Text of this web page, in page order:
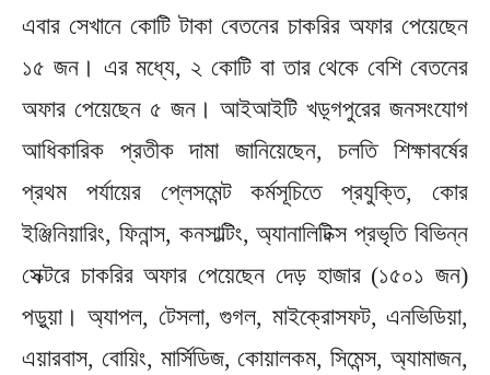
এবার সেখানে কোটি টাকা বেতনের চাকরির অফার পেয়েছেন
১৫ জন। এর মধ্যে, ২ কোটি বা তার থেকে বেশি বেতনের
অফার পেয়েছেন ৫ জন। আইআইটি খড়্গপুরের জনসংযোগ
আধিকারিক প্রতীক দামা জানিয়েছেন, চলতি শিক্ষাবর্ষের
প্রথম পর্যায়ের প্লেসমেন্ট কর্মসূচিতে প্রযুক্তি, কোর
ইঞ্জিনিয়ারিং, ফিনান্স, কনসাল্টিং, অ্যানালিটিক্স প্রভৃতি বিভিন্ন
সেক্টরে চাকরির অফার পেয়েছেন দেড় হাজার (১৫০১ জন)
পড়ুয়া। অ্যাপল, টেসলা, গুগল, মাইক্রোসফট, এনভিডিয়া,
এয়ারবাস, বোয়িং, মার্সিডিজ, কোয়ালকম, সিমেন্স, অ্যামাজন,